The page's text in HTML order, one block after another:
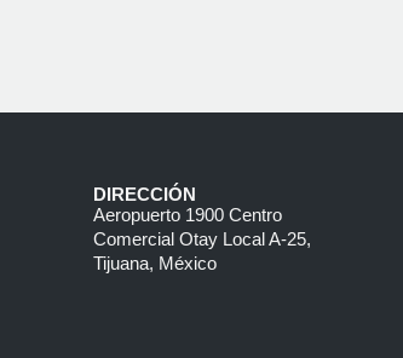
DIRECCIÓN
Aeropuerto 1900 Centro
Comercial Otay Local A-25,
Tijuana, México